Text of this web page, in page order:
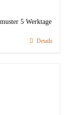
5 Werktage
Details